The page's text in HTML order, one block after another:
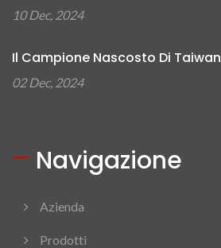
10 Dec, 2024
Il Campione Nascosto Di Taiwan
02 Dec, 2024
Navigazione
Azienda
Prodotti